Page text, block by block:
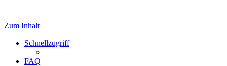
Zum Inhalt
Schnellzugriff
FAQ